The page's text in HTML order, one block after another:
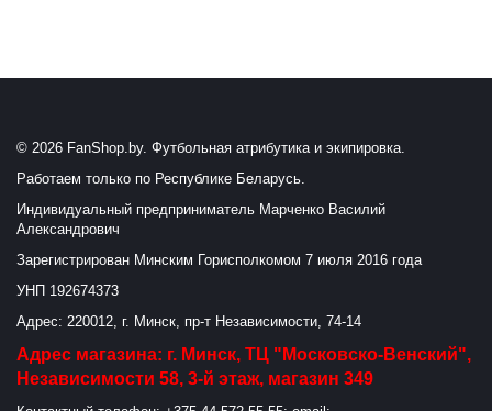
© 2026 FanShop.by. Футбольная атрибутика и экипировка.
Работаем только по Республике Беларусь.
Индивидуальный предприниматель Марченко Василий
Александрович
Зарегистрирован Минским Горисполкомом 7 июля 2016 года
УНП 192674373
Адрес: 220012, г. Минск, пр-т Независимости, 74-14
Адрес магазина: г. Минск, ТЦ "Московско-Венский",
Независимости 58, 3-й этаж, магазин 349